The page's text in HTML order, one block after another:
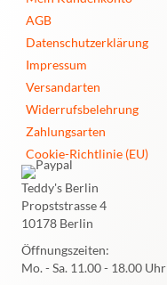
AGB
Datenschutzerklärung
Impressum
Versandarten
Widerrufsbelehrung
Zahlungsarten
Cookie-Richtlinie (EU)
Teddy's Berlin
Propststrasse 4
10178 Berlin
Öffnungszeiten:
Mo. - Sa. 11.00 - 18.00 Uhr